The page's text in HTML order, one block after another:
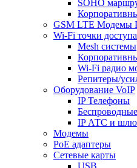
SOHO
GSM LTE Модемы
Wi-Fi точки доступа
Mesh системы
Wi-Fi радио
Репитеры/
Оборудование VoIP
IP Телефоны
IP АТС и
Модемы
PoE адаптеры
Сетевые карты
USB